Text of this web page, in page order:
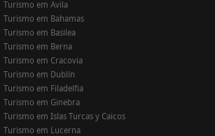
Turismo em Avila
Turismo em Bahamas
Turismo em Basilea
Turismo em Berna
Turismo em Cracovia
Turismo em Dublín
Turismo em Filadelfia
Turismo em Ginebra
Turismo em Islas Turcas y Caicos
Turismo em Lucerna